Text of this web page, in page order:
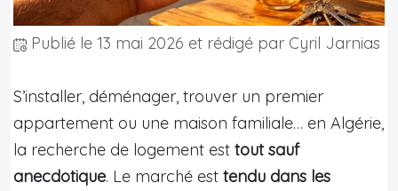
Publié le 13 mai 2026 et rédigé par Cyril Jarnias
S’installer, déménager, trouver un premier
appartement ou une maison familiale… en Algérie,
la recherche de logement est tout sauf
anecdotique. Le marché est tendu dans les